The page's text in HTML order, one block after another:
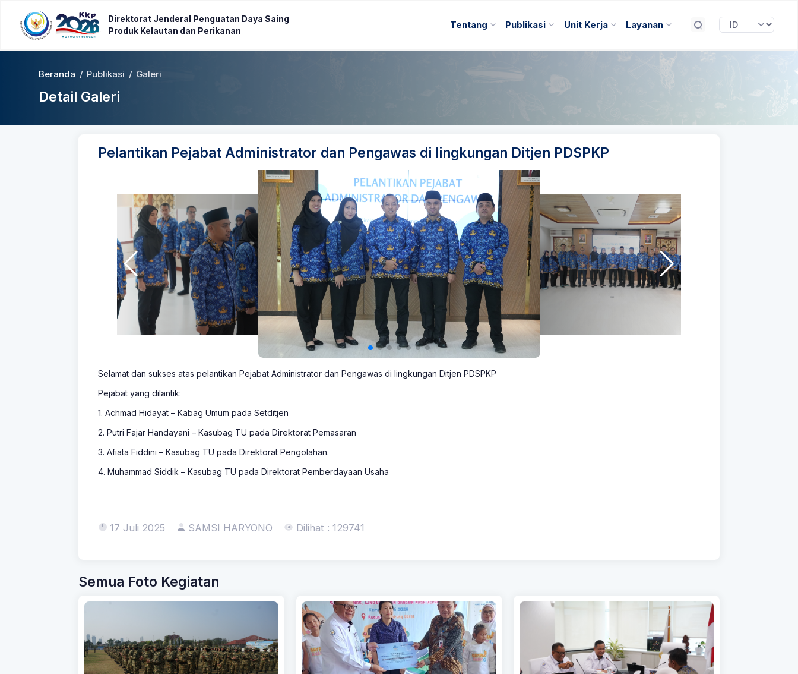
Direktorat Jenderal Penguatan Daya Saing
Produk Kelautan dan Perikanan
Tentang Publikasi Unit Kerja Layanan
Beranda / Publikasi / Galeri
Detail Galeri
Pelantikan Pejabat Administrator dan Pengawas di lingkungan Ditjen PDSPKP
Selamat dan sukses atas pelantikan Pejabat Administrator dan Pengawas di lingkungan Ditjen PDSPKP
Pejabat yang dilantik:
1. Achmad Hidayat – Kabag Umum pada Setditjen
2. Putri Fajar Handayani – Kasubag TU pada Direktorat Pemasaran
3. Afiata Fiddini – Kasubag TU pada Direktorat Pengolahan.
4. Muhammad Siddik – Kasubag TU pada Direktorat Pemberdayaan Usaha
17 Juli 2025 SAMSI HARYONO Dilihat : 129741
Semua Foto Kegiatan